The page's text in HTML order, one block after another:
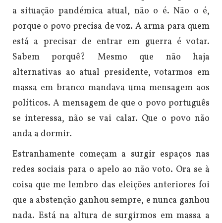
a situação pandémica atual, não o é. Não o é,
porque o povo precisa de voz. A arma para quem
está a precisar de entrar em guerra é votar.
Sabem porquê? Mesmo que não haja
alternativas ao atual presidente, votarmos em
massa em branco mandava uma mensagem aos
políticos. A mensagem de que o povo português
se interessa, não se vai calar. Que o povo não
anda a dormir.
Estranhamente começam a surgir espaços nas
redes sociais para o apelo ao não voto. Ora se à
coisa que me lembro das eleições anteriores foi
que a abstenção ganhou sempre, e nunca ganhou
nada. Está na altura de surgirmos em massa a